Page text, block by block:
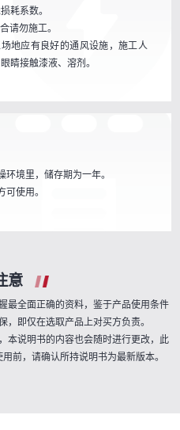
耗系数。
请勿施工。
地应有良好的通风设施，施工人
睛接触漆液、溶剂。
境里，储存期为一年。
可使用。
意
最全面正确的资料，鉴于产品使用条件
，即仅在选取产品上对买方负责。
本说明书的内容也会随时进行更改，此
前，请确认所持说明书为最新版本。